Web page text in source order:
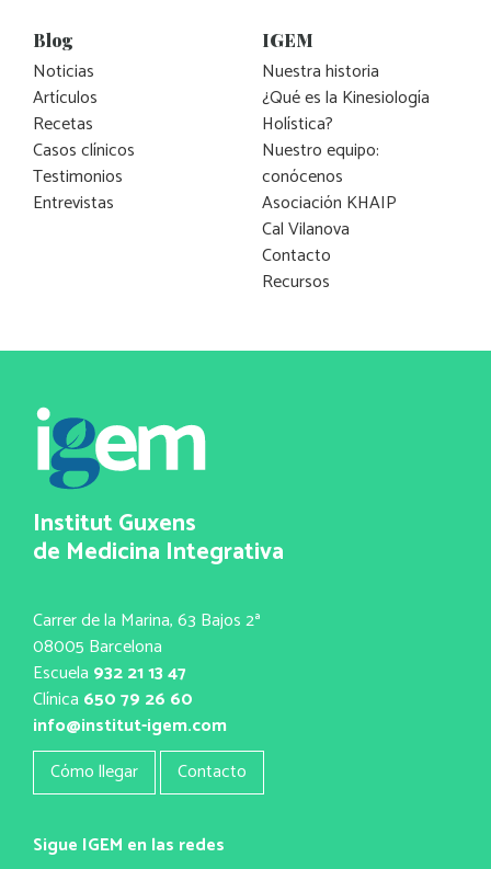
Blog
Noticias
Artículos
Recetas
Casos clínicos
Testimonios
Entrevistas
IGEM
Nuestra historia
¿Qué es la Kinesiología
Holística?
Nuestro equipo:
conócenos
Asociación KHAIP
Cal Vilanova
Contacto
Recursos
Institut Guxens
de Medicina Integrativa
Carrer de la Marina, 63 Bajos 2ª
08005 Barcelona
Escuela 932 21 13 47
Clínica 650 79 26 60
info@institut-igem.com
Cómo llegar
Contacto
Sigue IGEM en las redes